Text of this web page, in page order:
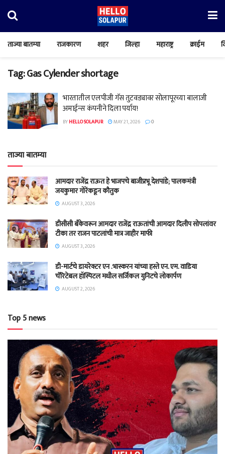
ताज्या बातम्या राजकारण शहर जिल्हा महाराष्ट्र क्राईम
Tag:Gas Cylender shortage
भारतातील एलपीजी गॅस तुटवड्यावर सोलापूरच्या बालाजी
अमाईन्स कंपनीने दिला पर्याय!
BYHELLO SOLAPUR MAY 21, 2026 0
ताज्या बातम्या
आमदार राजेंद्र राऊत हे भाजपचे बाजीप्रभू देशपांडे; पालकमंत्री
जयकुमार गोरेंकडून कौतुक
AUGUST 3, 2026
डीसीसी बँकेवरून आमदार राजेंद्र राऊतांची आमदार दिलीप सोपलांवर
टीका तर राजन पाटलांची मात्र जाहीर माफी
AUGUST 3, 2026
डी-मार्टचे डायरेक्टर एन .भास्करन यांच्या हस्ते एन. एम. वाडिया
चॅरिटेबल हॉस्पिटल मधील सर्जिकल युनिटचे लोकार्पण
AUGUST 2, 2026
Top 5 news